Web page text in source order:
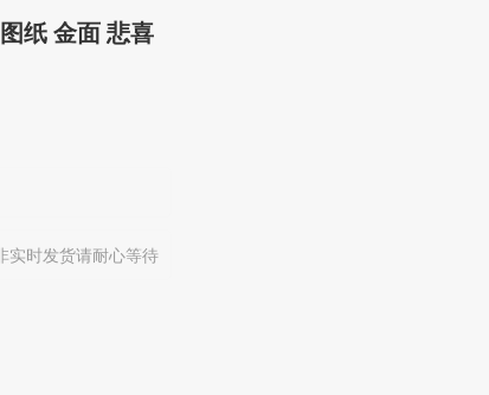
纸 金面 悲喜
实时发货请耐心等待